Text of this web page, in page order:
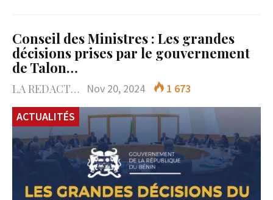
Conseil des Ministres : Les grandes
décisions prises par le gouvernement
de Talon…
LA REDACTION Nov 20, 2024
1 673
ACTUALITÉS